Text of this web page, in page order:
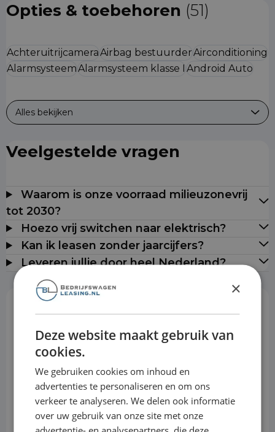
Opties & toebehoren (51)
AchteruitrijcameraAirbag bestuurderAirconditioning
AlarmsysteemAlarmsysteem klasse I Android Auto
Alles bekijken
Veelgestelde vragen
Waarom is onze voorraad milieuzonevrij
tot 2030?
Hoezo vrij switchen naar elektrisch?
Kan ik leasen zonder jaarcijfers?
Leveren jullie door heel Nederland?
Looptijd
×
Deze website maakt gebruik van
cookies.
We gebruiken cookies om inhoud en
advertenties te personaliseren en om ons
verkeer te analyseren. We delen ook informatie
over uw gebruik van onze site met onze